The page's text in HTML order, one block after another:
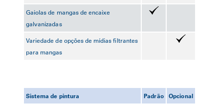
Gaiolas de mangas de encaixe
galvanizadas
Variedade de opções de mídias filtrantes
para mangas
Sistema de pintura Padrão Opcional